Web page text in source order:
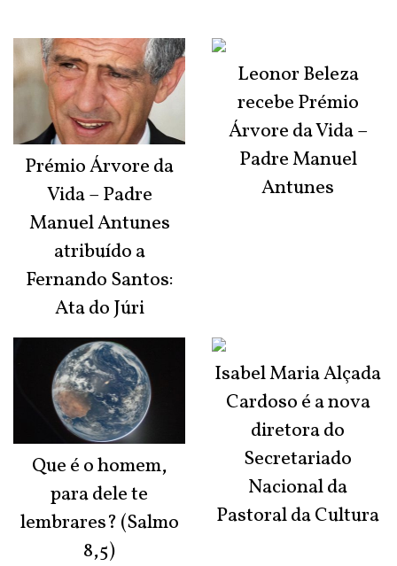
Prémio Árvore da
Vida – Padre
Manuel Antunes
atribuído a
Fernando Santos:
Ata do Júri
Que é o homem,
para dele te
lembrares? (Salmo
8,5)
Leonor Beleza
recebe Prémio
Árvore da Vida –
Padre Manuel
Antunes
Isabel Maria Alçada
Cardoso é a nova
diretora do
Secretariado
Nacional da
Pastoral da Cultura